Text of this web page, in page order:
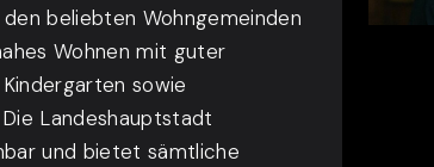
beliebten Wohngemeinden
Wohnen mit guter
sowie
Landeshauptstadt
und bietet sämtliche